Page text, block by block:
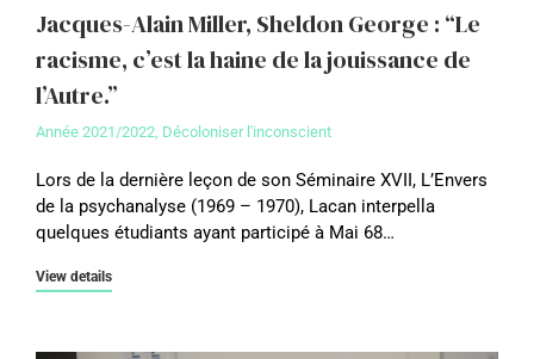
Jacques-Alain Miller, Sheldon George : “Le
racisme, c’est la haine de la jouissance de
l’Autre.”
Année 2021/2022 Décoloniser l'inconscient
Lors de la dernière leçon de son Séminaire XVII, L’Envers
de la psychanalyse (1969 – 1970), Lacan interpella
quelques étudiants ayant participé à Mai 68…
View details